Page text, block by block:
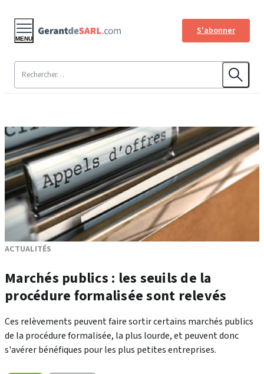
S'abonner
MENU
ACTUALITÉS
Marchés publics : les seuils de la
procédure formalisée sont relevés
Ces relèvements peuvent faire sortir certains marchés publics
de la procédure formalisée, la plus lourde, et peuvent donc
s'avérer bénéfiques pour les plus petites entreprises.